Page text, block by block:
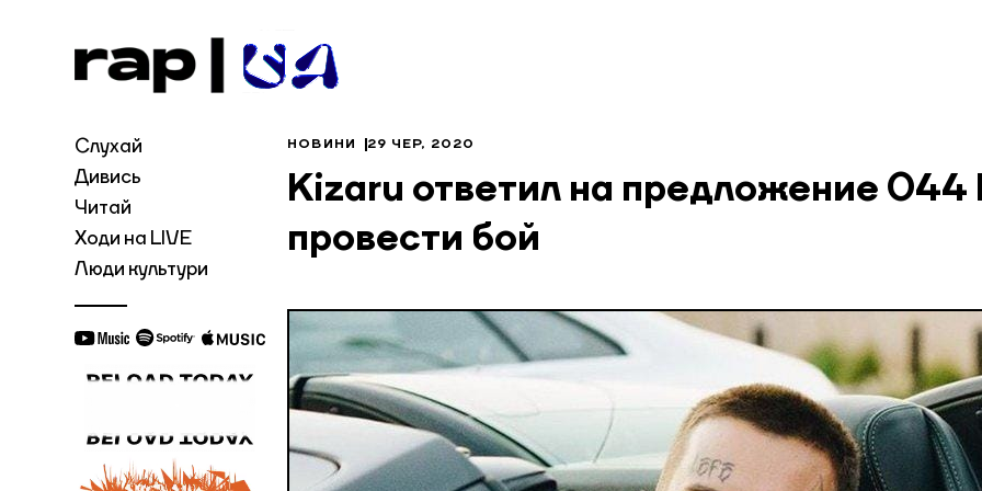
Слухай
Дивись
Читай
Ходи на LIVE
Люди культури
НОВИНИ 29 ЧЕР, 2020
Kizaru ответил на предложение 044
провести бой